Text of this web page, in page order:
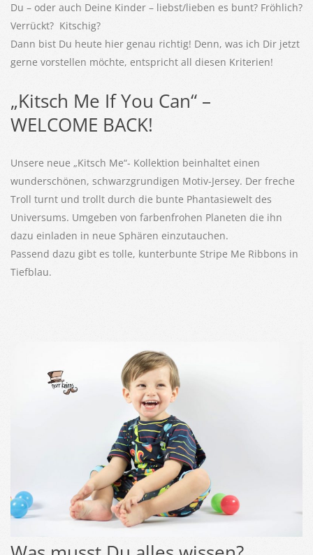
Du – oder auch Deine Kinder – liebst/lieben es bunt? Fröhlich?
Verrückt? Kitschig?
Dann bist Du heute hier genau richtig! Denn, was ich Dir jetzt
gerne vorstellen möchte, entspricht all diesen Kriterien!
„Kitsch Me If You Can“ –
WELCOME BACK!
Unsere neue „Kitsch Me“- Kollektion beinhaltet einen
wunderschönen, schwarzgrundigen Motiv-Jersey. Der freche
Troll turnt und trollt durch die bunte Phantasiewelt des
Universums. Umgeben von farbenfrohen Planeten die ihn
dazu einladen in neue Sphären einzutauchen.
Passend dazu gibt es tolle, kunterbunte Stripe Me Ribbons in
Tiefblau.